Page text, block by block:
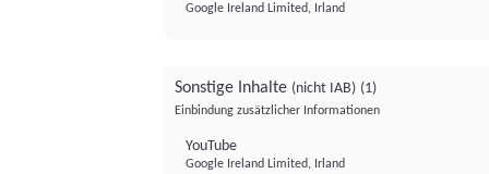
Google Ireland Limited, Irland
Sonstige Inhalte (nicht IAB) (1)
Einbindung zusätzlicher Informationen
YouTube
Google Ireland Limited, Irland